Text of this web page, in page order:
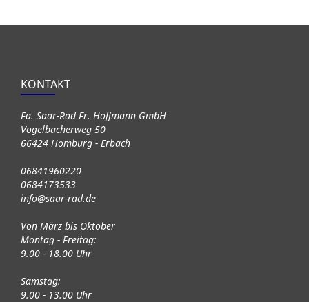
KONTAKT
Fa. Saar-Rad Fr. Hoffmann GmbH
Vogelbacherweg 50
66424 Homburg - Erbach
06841960220
0684173533
info@saar-rad.de
Von März bis Oktober
Montag - Freitag:
9.00 - 18.00 Uhr
Samstag:
9.00 - 13.00 Uhr